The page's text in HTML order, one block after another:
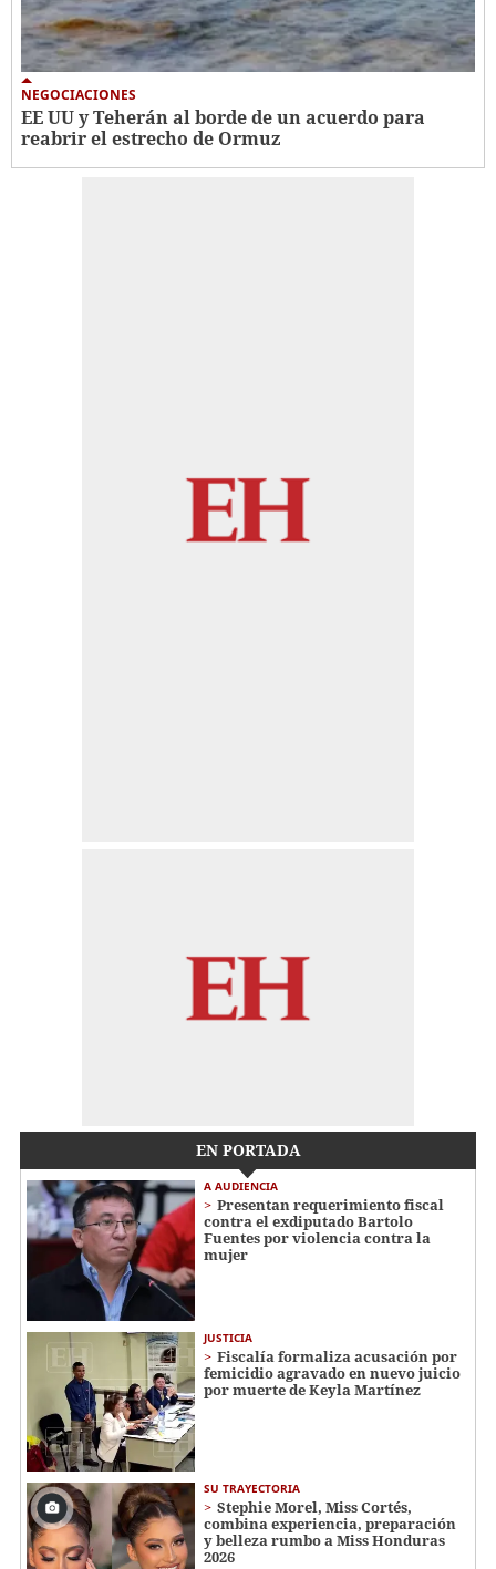
NEGOCIACIONES
EE UU y Teherán al borde de un acuerdo para
reabrir el estrecho de Ormuz
EN PORTADA
A AUDIENCIA
Presentan requerimiento fiscal
contra el exdiputado Bartolo
Fuentes por violencia contra la
mujer
JUSTICIA
Fiscalía formaliza acusación por
femicidio agravado en nuevo juicio
por muerte de Keyla Martínez
SU TRAYECTORIA
Stephie Morel, Miss Cortés,
combina experiencia, preparación
y belleza rumbo a Miss Honduras
2026